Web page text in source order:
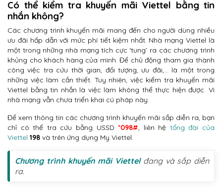
Có thể kiểm tra khuyến mãi Viettel bằng tin
nhắn không?
Các chương trình khuyến mãi mang đến cho người dùng nhiều
ưu đãi hấp dẫn với mức phí tiết kiệm nhất. Nhà mạng Viettel là
một trong những nhà mạng tích cực ‘tung’ ra các chương trình
khủng cho khách hàng của mình. Để chủ động tham gia thành
công việc tra cứu thời gian, đối tượng, ưu đãi,… là một trong
những việc làm cần thiết. Tuy nhiên, việc kiểm tra khuyến mãi
Viettel bằng tin nhắn là việc làm không thể thực hiện được. Vì
nhà mạng vẫn chưa triển khai cú pháp này.
Để xem thông tin các chương trình khuyến mãi sắp diễn ra, bạn
chỉ có thể tra cứu bằng USSD*098#, liên hệ tổng đài của
Viettel 198 và trên ứng dụng My Viettel.
Chương trình khuyến mãi Viettelđang và sắp diễn
ra.